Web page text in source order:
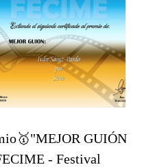
🥇"MEJOR GUIÓN
- Festival